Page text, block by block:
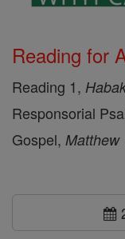
Reading for
Reading 1,
Responsorial
Gospel, Matthew